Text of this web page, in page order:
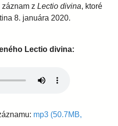
z Lectio divina, ktoré
8. januára 2020.
Lectio divina:
mp3 (50.7MB,